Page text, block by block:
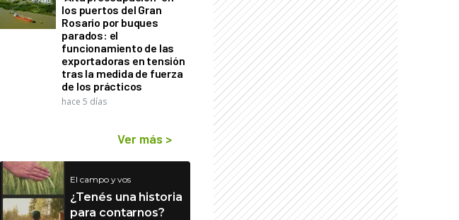
los puertos del Gran
Rosario por buques
parados: el
funcionamiento de las
exportadoras en tensión
tras la medida de fuerza
de los prácticos
hace 5 días
Ver más >
El campo y vos
¿Tenés una historia
para contarnos?